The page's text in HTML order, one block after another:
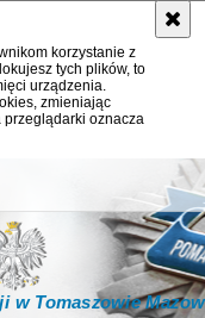
korzystanie z
tych plików, to
urządzenia.
zmieniając
oznacza
w Tomaszowie